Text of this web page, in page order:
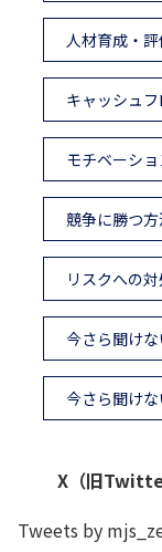
人材育成・
キャッシュ
モチベーシ
競争に勝つ方
リスクへの
今さら聞け
今さら聞け
X（旧
Tweets by